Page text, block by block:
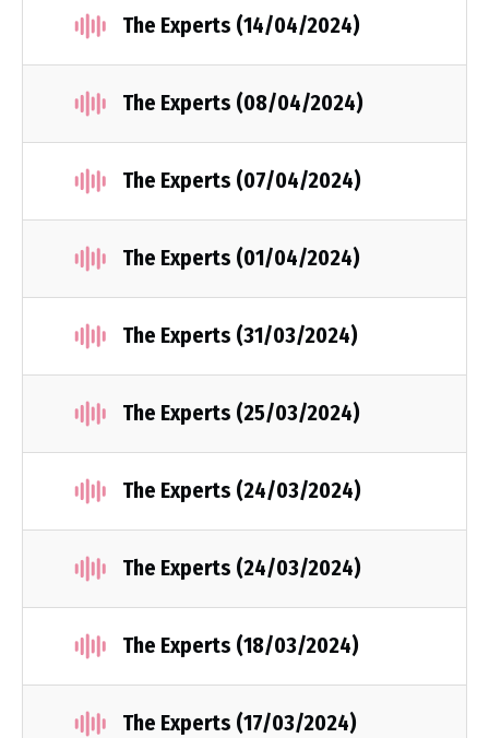
The Experts (14/04/2024)
The Experts (08/04/2024)
The Experts (07/04/2024)
The Experts (01/04/2024)
The Experts (31/03/2024)
The Experts (25/03/2024)
The Experts (24/03/2024)
The Experts (24/03/2024)
The Experts (18/03/2024)
The Experts (17/03/2024)